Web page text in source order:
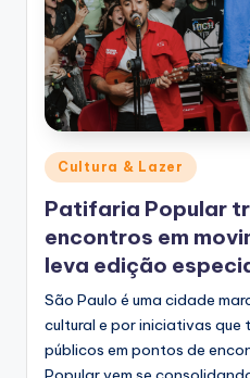
Posted
in
Cultura & Lazer
Patifaria Popular
encontros em
leva edição
São Paulo é uma cidade
cultural e por iniciativas que
públicos em pontos de